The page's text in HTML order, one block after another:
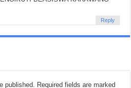
Reply
published. Required fields are marked